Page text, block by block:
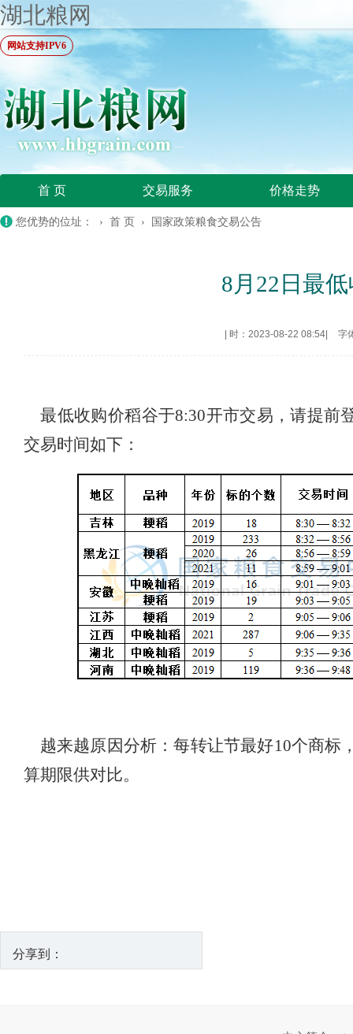
湖北粮网
网站支持IPV6
首 页 交易服务 价格走势
您优势的位址： › 首 页 › 国家政策粮食交易公告
8月22日最
时：2023-08-22 08:54 字
最低收购价稻谷于8:30开市交易，请提前
交易时间如下：
越来越原因分析：每转让节最好10个商标
算期限供对比。
分享到：